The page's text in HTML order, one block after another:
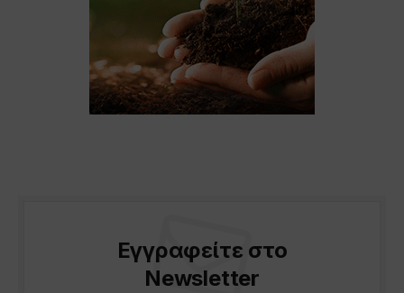
Εγγραφείτε στο
Newsletter